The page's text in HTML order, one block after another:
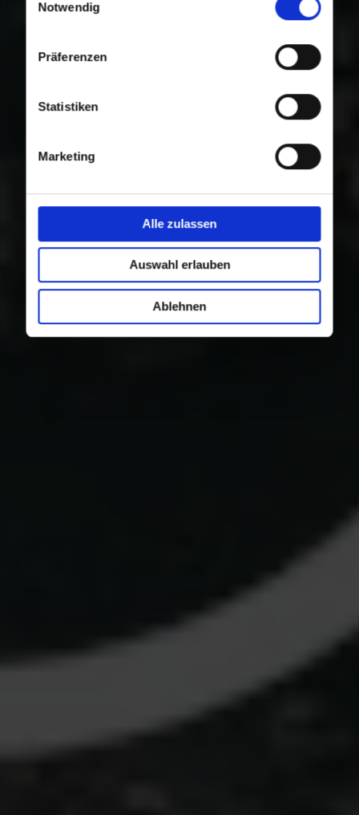
Nutzung der Dienste gesammelt haben.
Notwendig
Präferenzen
Statistiken
Marketing
Alle zulassen
Auswahl erlauben
Ablehnen